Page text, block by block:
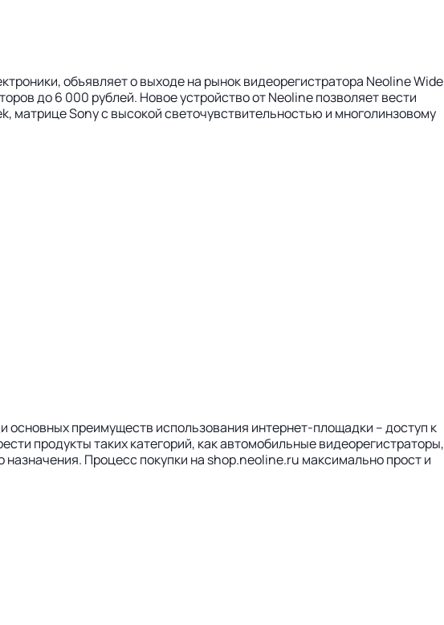
объявляет о выходе на рынок видеорегистратора Neoline Wide
до 6 000 рублей. Новое устройство от Neoline позволяет вести
матрице Sony с высокой светочувствительностью и многолинзовому
преимуществ использования интернет-площадки – доступ к
продукты таких категорий, как автомобильные видеорегистраторы,
Процесс покупки на shop.neoline.ru максимально прост и